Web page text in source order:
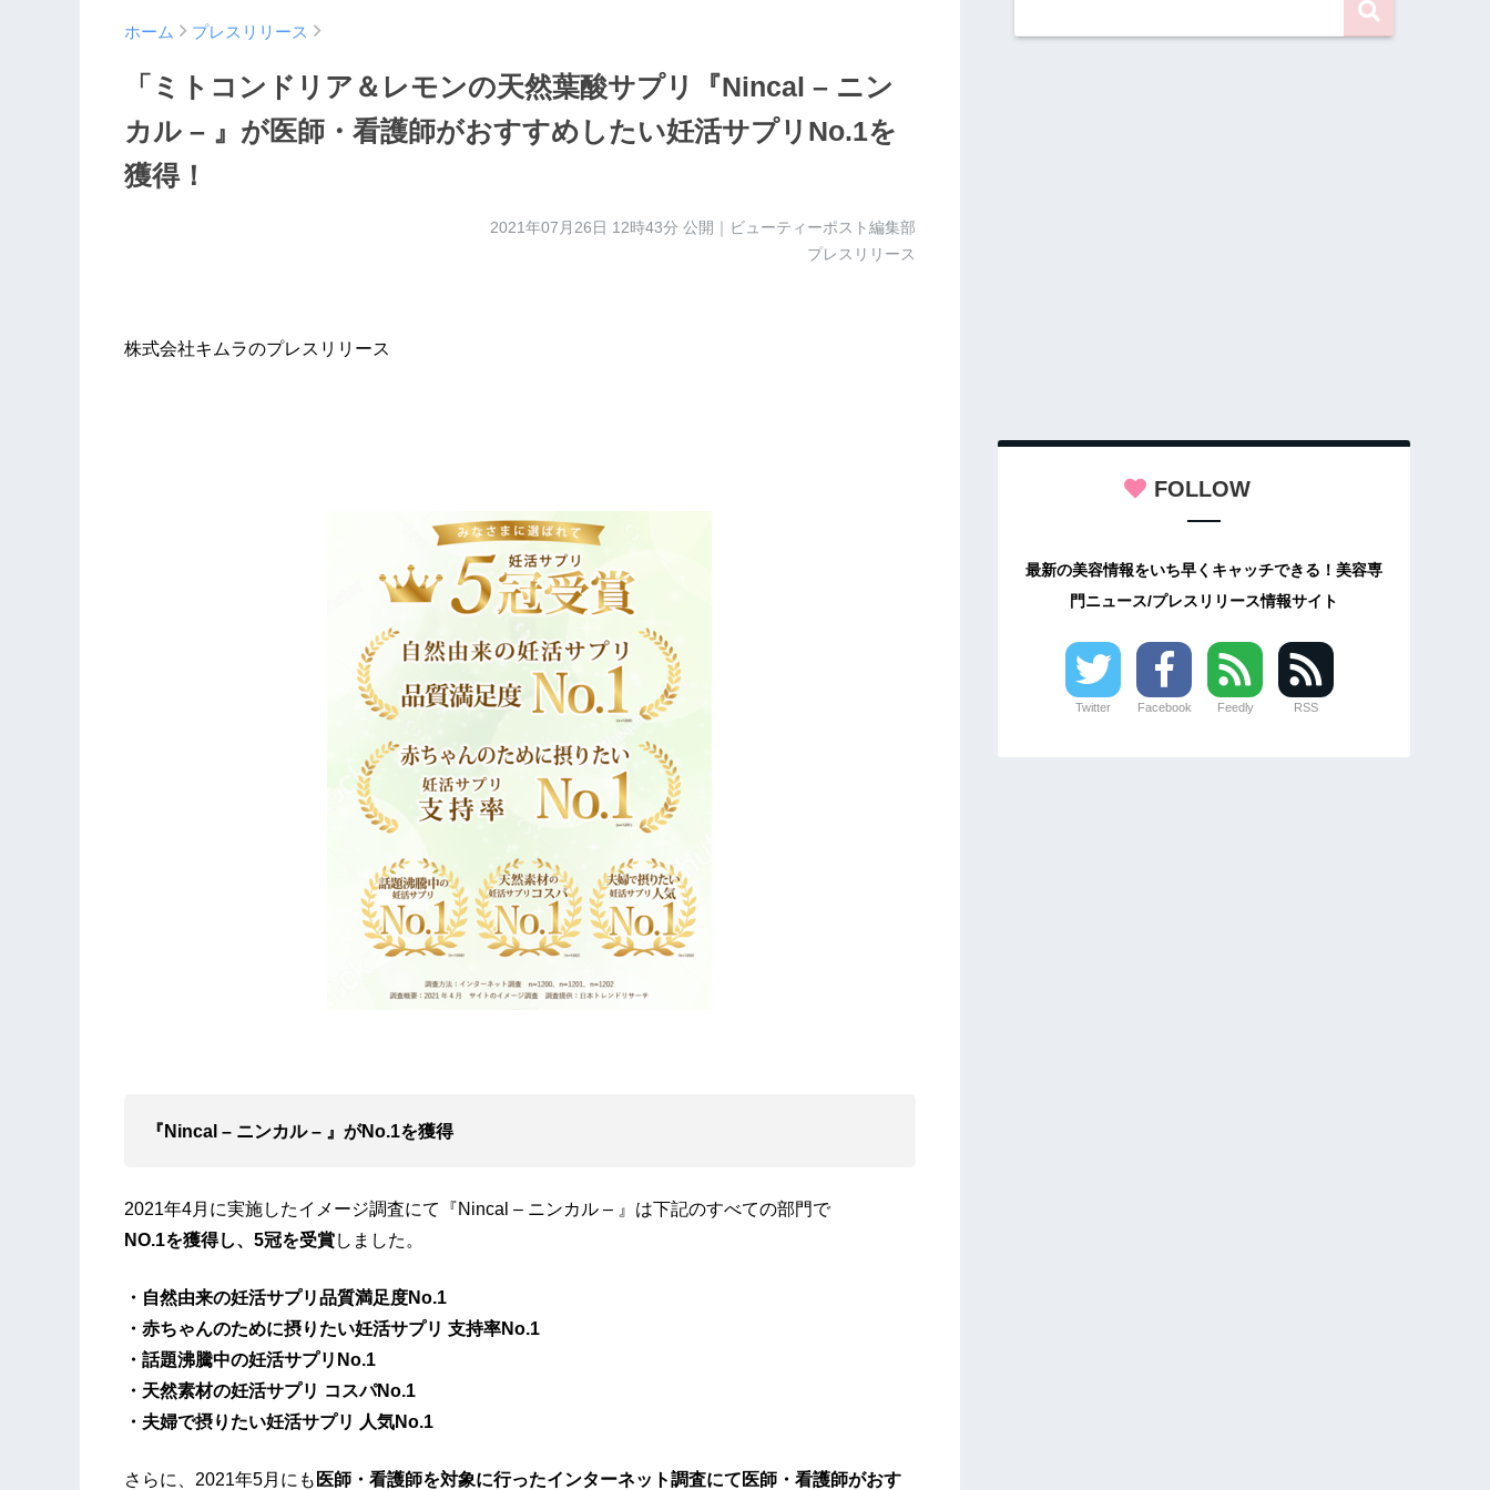
ホーム プレスリリース
「ミトコンドリア＆レモンの天然葉酸サプリ『Nincal – ニン
カル – 』が医師・看護師がおすすめしたい妊活サプリNo.1を
獲得！
2021年07月26日 12時43分 公開｜ビューティーポスト編集部
プレスリリース
株式会社キムラのプレスリリース
『Nincal – ニンカル – 』がNo.1を獲得​
2021年4月に実施したイメージ調査にて『Nincal – ニンカル – 』は下記のすべての部門で
NO.1を獲得し、5冠を受賞しました。
・自然由来の妊活サプリ品質満足度No.1
・赤ちゃんのために摂りたい妊活サプリ 支持率No.1
・話題沸騰中の妊活サプリNo.1
・天然素材の妊活サプリ コスパNo.1
・夫婦で摂りたい妊活サプリ 人気No.1
さらに、2021年5月にも 医師・看護師を対象に行ったインターネット調査にて医師・看護師がおす
FOLLOW
最新の美容情報をいち早くキャッチできる！美容専
門ニュース/プレスリリース情報サイト
Twitter Facebook Feedly RSS